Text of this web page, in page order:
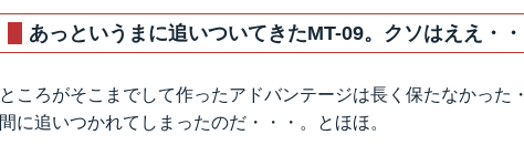
あっというまに追いついてきたMT-09。クソはええ・・
ところがそこまでして作ったアドバンテージは長く保たなかった
間に追いつかれてしまったのだ・・・。とほほ。